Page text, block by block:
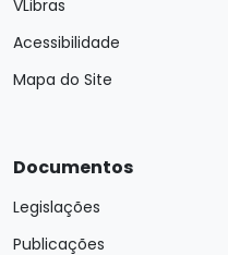
VLibras
Acessibilidade
Mapa do Site
Documentos
Legislações
Publicações